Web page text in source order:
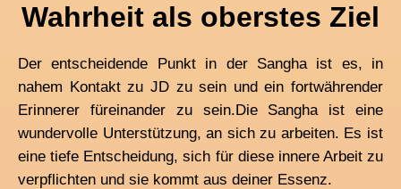
Wahrheit als oberstes Ziel
Der entscheidende Punkt in der Sangha ist es, in
nahem Kontakt zu JD zu sein und ein fortwährender
Erinnerer füreinander zu sein.Die Sangha ist eine
wundervolle Unterstützung, an sich zu arbeiten. Es ist
eine tiefe Entscheidung, sich für diese innere Arbeit zu
verpflichten und sie kommt aus deiner Essenz.